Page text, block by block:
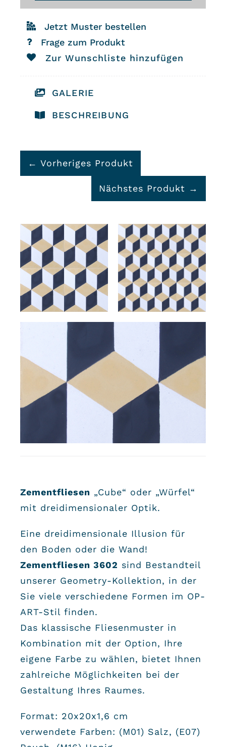
Jetzt Muster bestellen
Frage zum Produkt
Zur Wunschliste hinzufügen
GALERIE
BESCHREIBUNG
← Vorheriges Produkt
Nächstes Produkt →
Zementfliesen „Cube“ oder „Würfel“
mit dreidimensionaler Optik.
Eine dreidimensionale Illusion für
den Boden oder die Wand!
Zementfliesen 3602 sind Bestandteil
unserer Geometry-Kollektion, in der
Sie viele verschiedene Formen im OP-
ART-Stil finden.
Das klassische Fliesenmuster in
Kombination mit der Option, Ihre
eigene Farbe zu wählen, bietet Ihnen
zahlreiche Möglichkeiten bei der
Gestaltung Ihres Raumes.
Format: 20x20x1,6 cm
verwendete Farben: (M01) Salz, (E07)